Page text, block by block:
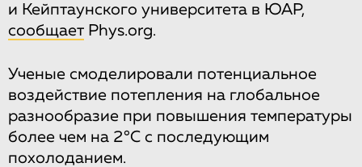
и Кейптаунского университета в ЮАР,
сообщает Phys.org.
Ученые смоделировали потенциальное
воздействие потепления на глобальное
разнообразие при повышения температуры
более чем на 2°C с последующим
похолоданием.